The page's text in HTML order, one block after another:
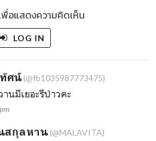
พื่อแสดงความคิดเห็น
LOG IN
ศน์(@fb1035987773475)
นมีเยอะรึป่าวคะ
สกุลหาน(@MALAVITA)